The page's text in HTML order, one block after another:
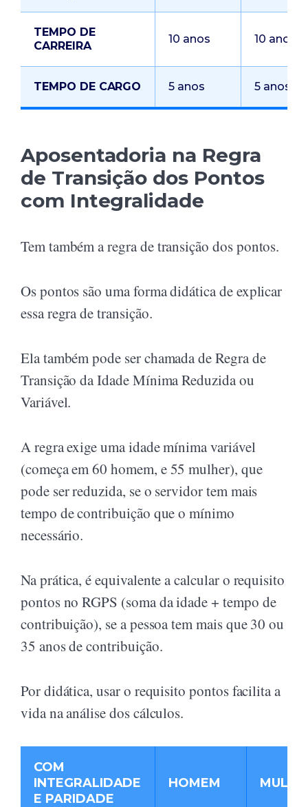
TEMPO DE
CARREIRA
10 anos 10 anos
TEMPO DE CARGO 5 anos 5 anos
Aposentadoria na Regra
de Transição dos Pontos
com Integralidade
Tem também a regra de transição dos pontos.
Os pontos são uma forma didática de explicar
essa regra de transição.
Ela também pode ser chamada de Regra de
Transição da Idade Mínima Reduzida ou
Variável.
A regra exige uma idade mínima variável
(começa em 60 homem, e 55 mulher), que
pode ser reduzida, se o servidor tem mais
tempo de contribuição que o mínimo
necessário.
Na prática, é equivalente a calcular o requisito
pontos no RGPS (soma da idade + tempo de
contribuição), se a pessoa tem mais que 30 ou
35 anos de contribuição.
Por didática, usar o requisito pontos facilita a
vida na análise dos cálculos.
COM
INTEGRALIDADE
E PARIDADE
HOMEM